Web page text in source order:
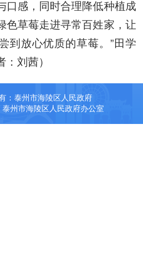
口感，同时合理降低种植成
色草莓走进寻常百姓家，让
到放心优质的草莓。”田学
刘茜）
：泰州市海陵区人民政府
泰州市海陵区人民政府办公室